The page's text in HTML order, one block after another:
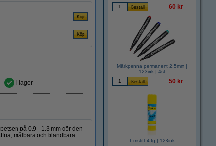
i lager
på 0,9 - 1,3 mm gör den
målbara och blandbara.
60 kr
Märkpenna permanent 2.5mm |
123ink | 4st
50 kr
Limstift 40g | 123ink